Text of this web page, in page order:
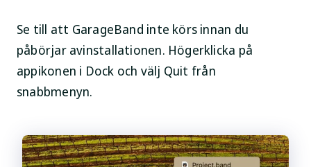
Se till att GarageBand inte körs innan du
påbörjar avinstallationen. Högerklicka på
appikonen i Dock och välj Quit från
snabbmenyn.